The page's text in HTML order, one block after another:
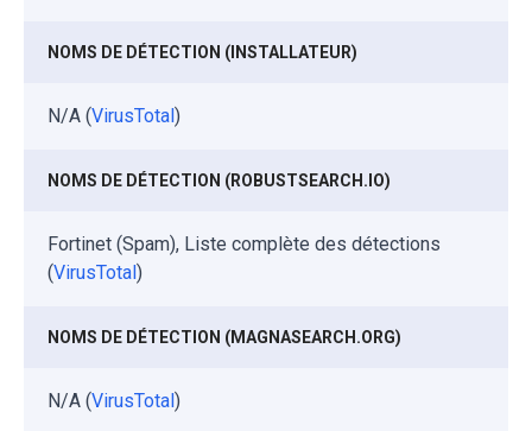
NOMS DE DÉTECTION (INSTALLATEUR)
N/A (VirusTotal)
NOMS DE DÉTECTION (ROBUSTSEARCH.IO)
Fortinet (Spam), Liste complète des détections
(VirusTotal)
NOMS DE DÉTECTION (MAGNASEARCH.ORG)
N/A (VirusTotal)